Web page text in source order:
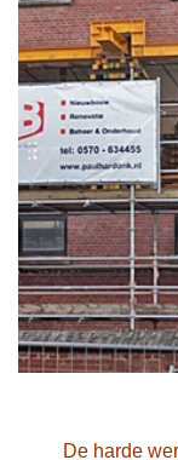
De harde